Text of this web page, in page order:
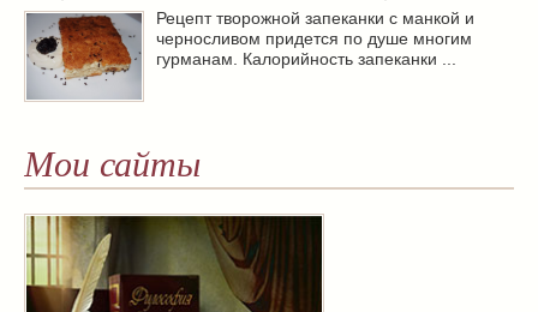
Рецепт творожной запеканки с манкой и
черносливом придется по душе многим
гурманам. Калорийность запеканки ...
Мои сайты